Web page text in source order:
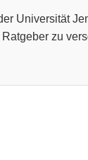
Universität
zu